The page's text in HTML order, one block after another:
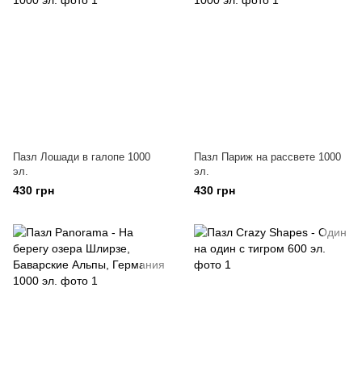
Пазл Лошади в галопе 1000
эл.
430 грн
Пазл Париж на рассвете 1000
эл.
430 грн